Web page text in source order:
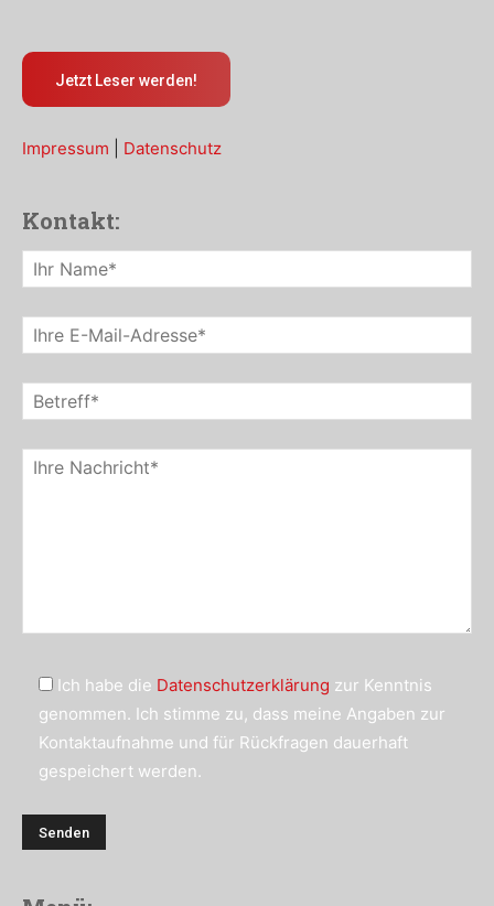
Jetzt Leser werden!
Impressum Datenschutz
Kontakt:
Ich habe die Datenschutzerklärung zur Kenntnis
genommen. Ich stimme zu, dass meine Angaben zur
Kontaktaufnahme und für Rückfragen dauerhaft
gespeichert werden.